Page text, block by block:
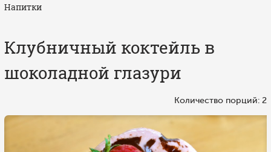
Напитки
Клубничный коктейль в
шоколадной глазури
Количество порций: 2